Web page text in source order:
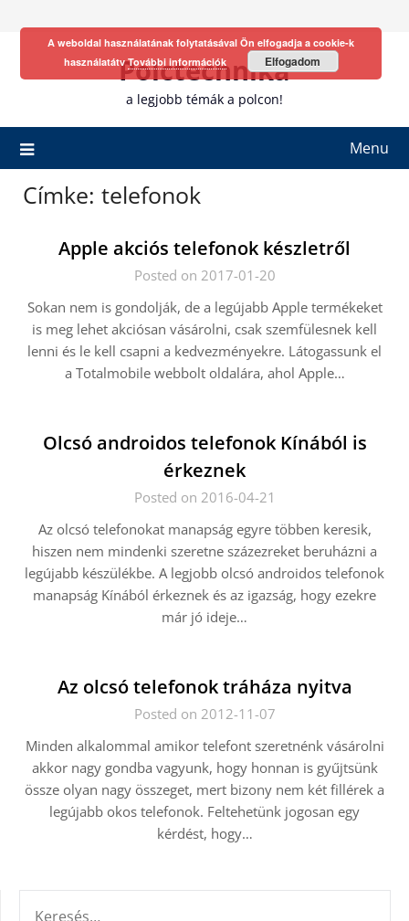
Polctechnika
a legjobb témák a polcon!
Menu
Címke: telefonok
Apple akciós telefonok készletről
Posted on 2017-01-20
Sokan nem is gondolják, de a legújabb Apple termékeket
is meg lehet akciósan vásárolni, csak szemfülesnek kell
lenni és le kell csapni a kedvezményekre. Látogassunk el
a Totalmobile webbolt oldalára, ahol Apple…
Olcsó androidos telefonok Kínából is
érkeznek
Posted on 2016-04-21
Az olcsó telefonokat manapság egyre többen keresik,
hiszen nem mindenki szeretne százezreket beruházni a
legújabb készülékbe. A legjobb olcsó androidos telefonok
manapság Kínából érkeznek és az igazság, hogy ezekre
már jó ideje…
Az olcsó telefonok tráháza nyitva
Posted on 2012-11-07
Minden alkalommal amikor telefont szeretnénk vásárolni
akkor nagy gondba vagyunk, hogy honnan is gyűjtsünk
össze olyan nagy összeget, mert bizony nem két fillérek a
legújabb okos telefonok. Feltehetünk jogosan egy
kérdést, hogy…
A weboldal használatának folytatásával Ön elfogadja a cookie-k
használatátvTovábbi információk Elfogadom